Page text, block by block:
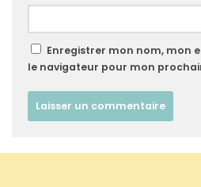
Enregistrer mon nom, mon
le navigateur pour mon